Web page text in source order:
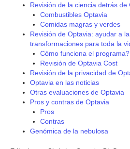
Revisión de la ciencia detrás de
Combustibles Optavia
Comidas magras y verdes
Revisión de Optavia: ayudar a
transformaciones para toda la
Cómo funciona el programa?
Revisión de Optavia Cost
Revisión de la privacidad de
Optavia en las noticias
Otras evaluaciones de Optavia
Pros y contras de Optavia
Pros
Contras
Genómica de la nebulosa